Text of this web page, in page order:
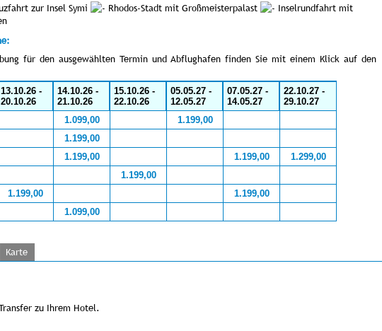
zur Insel Symi
Rhodos-Stadt mit Großmeisterpalast
Inselrundfahrt mit
für den ausgewählten Termin und Abflughafen finden Sie mit einem Klick auf den
13.10.26 -
20.10.26
14.10.26 -
21.10.26
15.10.26 -
22.10.26
05.05.27 -
12.05.27
07.05.27 -
14.05.27
22.10.27 -
29.10.27
1.099,00
1.199,00
1.199,00
1.199,00 1.199,00
1.299,00
1.199,00
1.199,00
1.199,00
1.099,00
Karte
zu Ihrem Hotel.